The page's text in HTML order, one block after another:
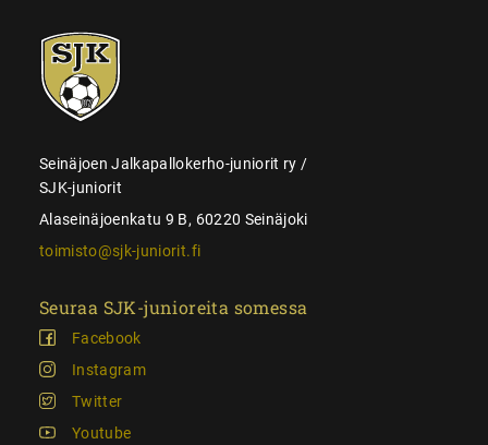
SJK-
juniorit
Seinäjoen Jalkapallokerho-juniorit ry /
SJK-juniorit
Alaseinäjoenkatu 9 B, 60220 Seinäjoki
toimisto@sjk-juniorit.fi
Seuraa SJK-junioreita somessa
Facebook
Instagram
Twitter
Youtube